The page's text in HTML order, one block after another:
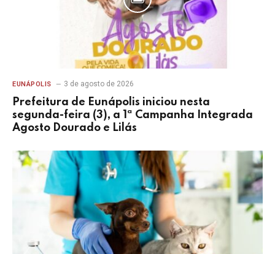
EUNÁPOLIS 3 de agosto de 2026
Prefeitura de Eunápolis iniciou nesta
segunda-feira (3), a 1ª Campanha Integrada
Agosto Dourado e Lilás